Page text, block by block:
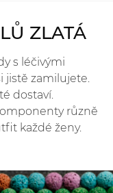
ZLATÁ
s léčivými
jistě zamilujete.
dostaví.
různě
každé ženy.